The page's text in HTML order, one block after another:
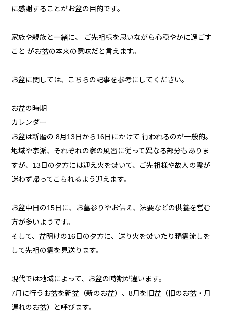
に感謝することがお盆の目的です。
家族や親族と一緒に、 ご先祖様を思いながら心穏やかに過ごす
こと がお盆の本来の意味だと言えます。
お盆に関しては、こちらの記事を参考にしてください。
お盆の時期
カレンダー
お盆は新暦の 8月13日から16日にかけて 行われるのが一般的。
地域や宗派、それぞれの家の風習に従って異なる部分もありま
すが、13日の夕方には迎え火を焚いて、ご先祖様や故人の霊が
迷わず帰ってこられるよう迎えます。
お盆中日の15日に、お墓参りやお供え、法要などの供養を営む
方が多いようです。
そして、盆明けの16日の夕方に、送り火を焚いたり精霊流しを
して先祖の霊を見送ります。
現代では地域によって、お盆の時期が違います。
7月に行うお盆を新盆（新のお盆）、8月を旧盆（旧のお盆・月
遅れのお盆）と呼びます。